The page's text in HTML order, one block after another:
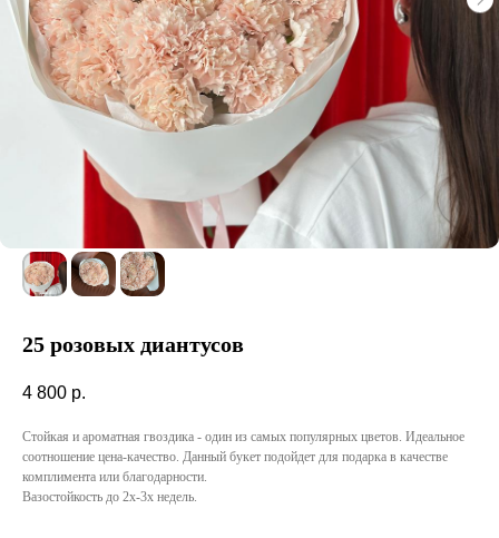
25 розовых диантусов
4 800 р.
Стойкая и ароматная гвоздика - один из самых популярных цветов. Идеальное
соотношение цена-качество. Данный букет подойдет для подарка в качестве
комплимента или благодарности.
Вазостойкость до 2х-3х недель.